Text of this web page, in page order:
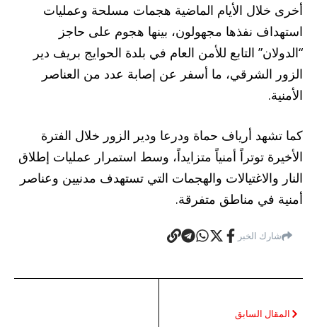
أخرى خلال الأيام الماضية هجمات مسلحة وعمليات
استهداف نفذها مجهولون، بينها هجوم على حاجز
“الدولان” التابع للأمن العام في بلدة الحوايج بريف دير
الزور الشرقي، ما أسفر عن إصابة عدد من العناصر
الأمنية.
كما تشهد أرياف حماة ودرعا ودير الزور خلال الفترة
الأخيرة توتراً أمنياً متزايداً، وسط استمرار عمليات إطلاق
النار والاغتيالات والهجمات التي تستهدف مدنيين وعناصر
أمنية في مناطق متفرقة.
شارك الخبر
المقال السابق